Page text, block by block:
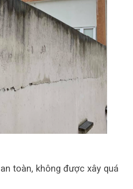
toàn, không được xây quá